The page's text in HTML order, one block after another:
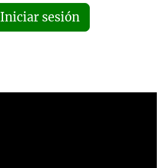
Iniciar sesión